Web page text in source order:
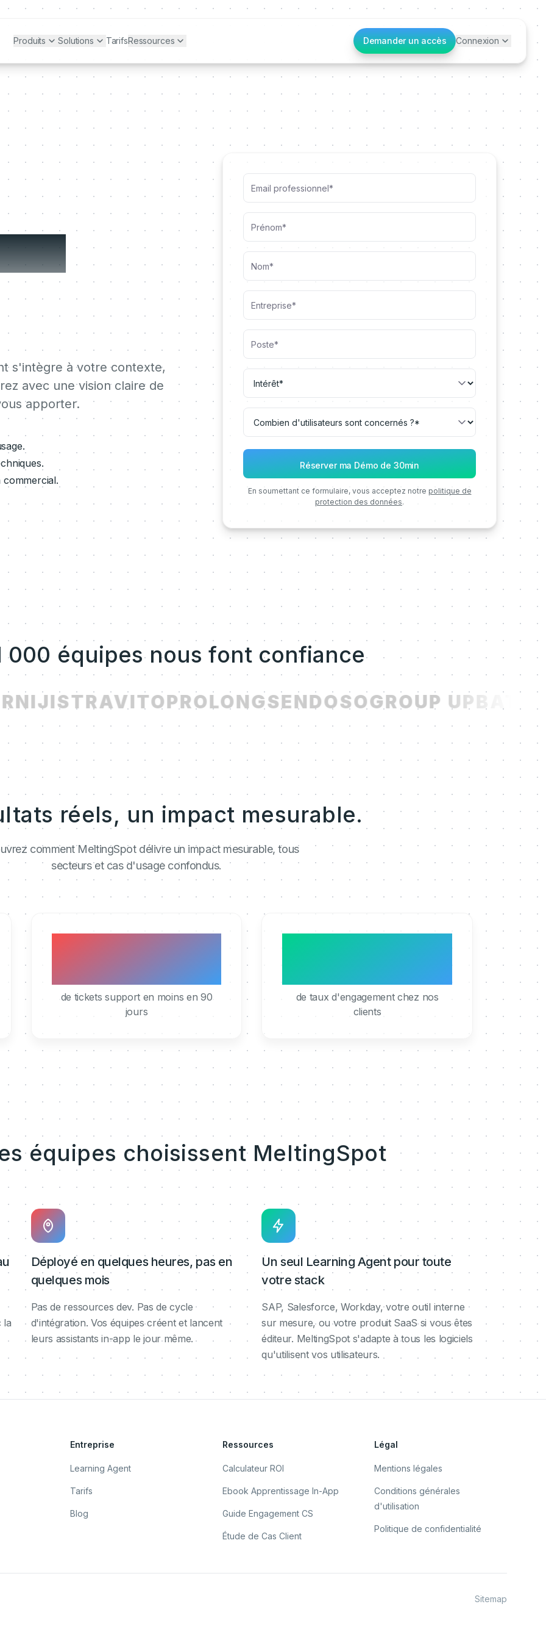
Produits Solutions TarifsRessources Demander un accès Connexion
s'intègre à votre contexte,
avec une vision claire de
apporter.
En soumettant ce formulaire, vous acceptez notre politique de
protection des données.
000 équipes nous font confiance
NIJISTRAVITOPROLONGSENDOSOGROUP UPBATCH
réels, un impact mesurable.
comment MeltingSpot délivre un impact mesurable, tous
secteurs et cas d'usage confondus.
40%
de tickets support en moins en 90
jours
de taux d'engagement chez nos
clients
équipes choisissent MeltingSpot
la
Déployé en quelques heures, pas en
quelques mois
Pas de ressources dev. Pas de cycle
d'intégration. Vos équipes créent et lancent
leurs assistants in-app le jour même.
Un seul Learning Agent pour toute
votre stack
SAP, Salesforce, Workday, votre outil interne
sur mesure, ou votre produit SaaS si vous êtes
éditeur. MeltingSpot s'adapte à tous les logiciels
qu'utilisent vos utilisateurs.
Entreprise
Learning Agent
Tarifs
Blog
Ressources
Calculateur ROI
Ebook Apprentissage In-App
Guide Engagement CS
Étude de Cas Client
Légal
Mentions légales
Conditions générales
d'utilisation
Politique de confidentialité
Sitemap